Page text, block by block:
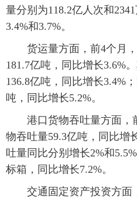
量分别为118.2亿人次和
3.4%和3.7%。
货运量方面，前4个月，
181.7亿吨，同比增长3.6%
136.8亿吨，同比增长3.4%
吨，同比增长5.2%。
港口货物吞吐量方面，
物吞吐量59.3亿吨，同比增
吐量同比分别增长2%和
标箱，同比增长7.2%。
交通固定资产投资方面